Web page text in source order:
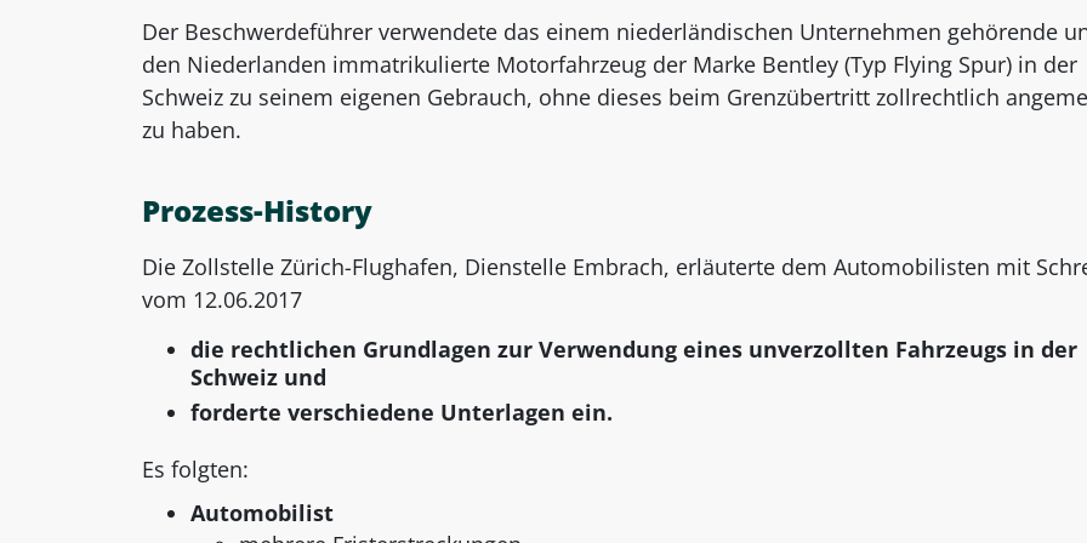
Der Beschwerdeführer verwendete das einem niederländischen Unternehmen gehörende
den Niederlanden immatrikulierte Motorfahrzeug der Marke Bentley (Typ Flying Spur) in der
Schweiz zu seinem eigenen Gebrauch, ohne dieses beim Grenzübertritt zollrechtlich
zu haben.
Prozess-History
Die Zollstelle Zürich-Flughafen, Dienstelle Embrach, erläuterte dem Automobilisten mit
vom 12.06.2017
die rechtlichen Grundlagen zur Verwendung eines unverzollten Fahrzeugs in der
Schweiz und
forderte verschiedene Unterlagen ein.
Es folgten:
Automobilist